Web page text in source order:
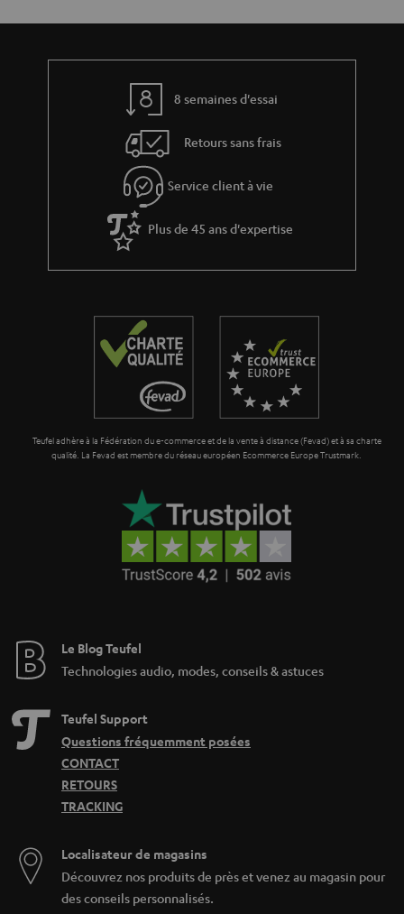
8 semaines d'essai
Retours sans frais
Service client à vie
Plus de 45 ans d'expertise
Teufel adhère à la Fédération du e-commerce et de la vente à distance (Fevad) et à sa charte
qualité. La Fevad est membre du réseau européen Ecommerce Europe Trustmark.
Le Blog Teufel
Technologies audio, modes, conseils & astuces
Teufel Support
Questions fréquemment posées
CONTACT
RETOURS
TRACKING
Localisateur de magasins
Découvrez nos produits de près et venez au magasin pour
des conseils personnalisés.